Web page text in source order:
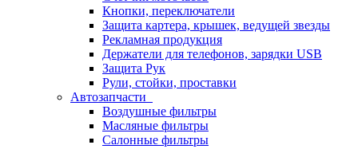
Кнопки, переключатели
Защита картера, крышек, ведущей звезды
Рекламная продукция
Держатели для телефонов, зарядки USB
Защита Рук
Рули, стойки, проставки
Автозапчасти
Воздушные фильтры
Масляные фильтры
Салонные фильтры